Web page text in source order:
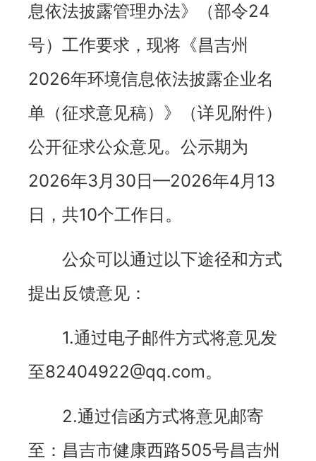
息依法披露管理办法》（部令24
号）工作要求，现将《昌吉州
2026年环境信息依法披露企业名
单（征求意见稿）》（详见附件）
公开征求公众意见。公示期为
2026年3月30日—2026年4月13
日，共10个工作日。
公众可以通过以下途径和方式
提出反馈意见：
1.通过电子邮件方式将意见发
至82404922@qq.com。
2.通过信函方式将意见邮寄
至：昌吉市健康西路505号昌吉州